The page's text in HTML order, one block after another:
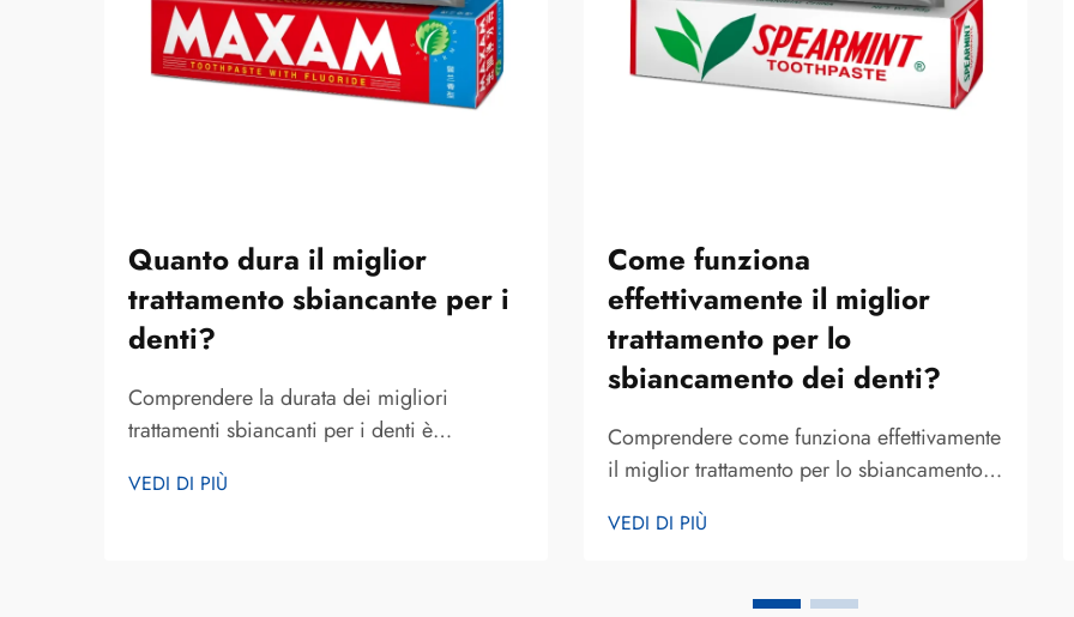
Quanto dura il miglior
trattamento sbiancante per i
denti?
Comprendere la durata dei migliori
trattamenti sbiancanti per i denti è
più luminoso e voglia effettuare un
VEDI DI PIÙ
Come funziona
effettivamente il miglior
trattamento per lo
sbiancamento dei denti?
Comprendere come funziona effettivamente
il miglior trattamento per lo sbiancamento
biologici, delle reazioni chimiche e degli
smalto ingiallito in un sorriso più luminoso.
VEDI DI PIÙ